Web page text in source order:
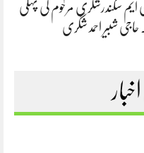
سکندرشگری مرحوم کی پہلی
شبیر احمد شگری